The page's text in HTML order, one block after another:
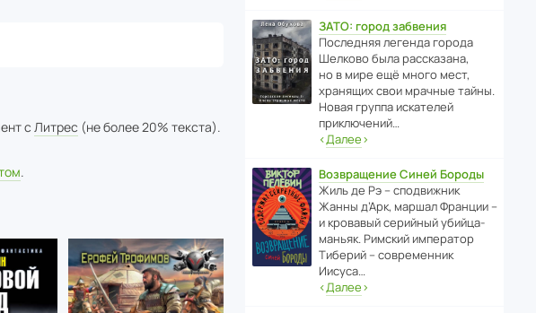
с Литрес (не более 20% текста).
.
ЗАТО: город забвения
После­дняя легенда города
Шелково была расска­зана,
но в мире ещё много мест,
хранящих свои мрачные тайны.
Новая группа иска­телей
приключений…
‹Далее›
Возвращение Синей Бороды
Жиль де Рэ – спод­ви­жник
Жанны д’Арк, маршал Франции –
и кровавый серийный убийца-
маньяк. Римский импе­ратор
Тиберий – совре­менник
Иисуса…
‹Далее›